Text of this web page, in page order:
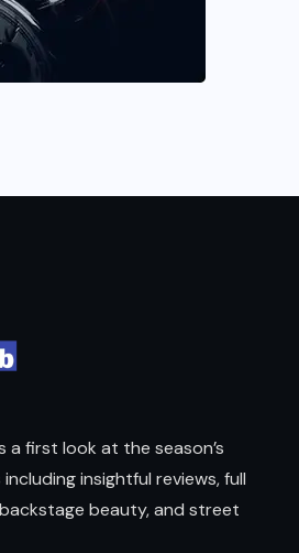
a first look at the season’s
insightful reviews, full
beauty, and street